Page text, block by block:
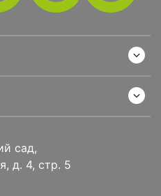
сад,
д. 4, стр. 5